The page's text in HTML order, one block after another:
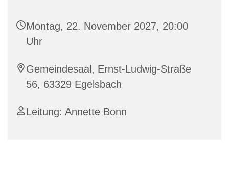
Montag, 22. November 2027, 20:00
Uhr
Gemeindesaal, Ernst-Ludwig-Straße
56, 63329 Egelsbach
Leitung: Annette Bonn